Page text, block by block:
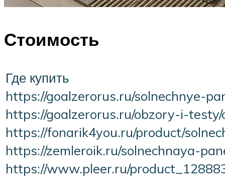
Стоимость
Где купить
https://goalzerorus.ru/solnechnye-
https://goalzerorus.ru/obzory-i-
https://fonarik4you.ru/product/
https://zemleroik.ru/solnechnaya-
https://www.pleer.ru/